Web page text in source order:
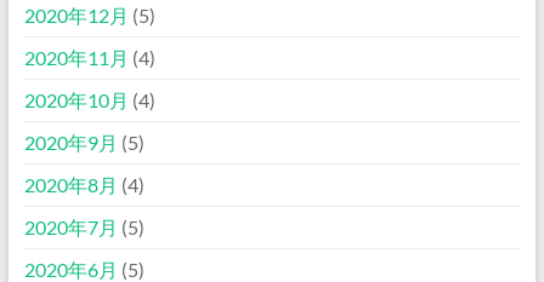
2020年12月 (5)
2020年11月 (4)
2020年10月 (4)
2020年9月 (5)
2020年8月 (4)
2020年7月 (5)
2020年6月 (5)